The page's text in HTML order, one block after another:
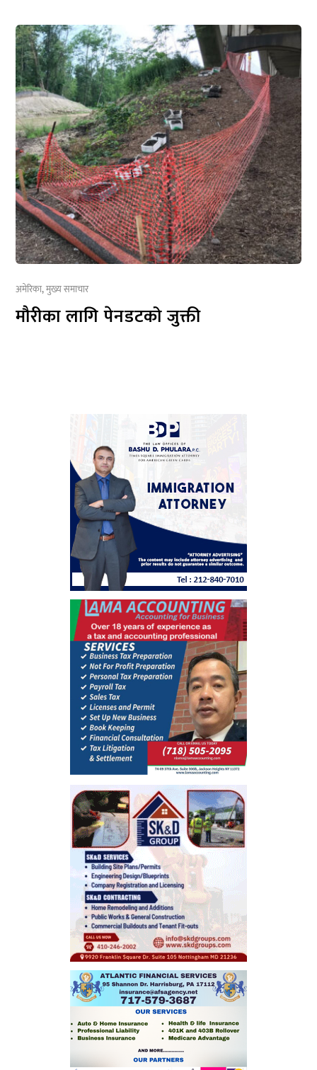
अमेरिका,मुख्य समाचार
मौरीका लागि पेनडटको जुक्ती